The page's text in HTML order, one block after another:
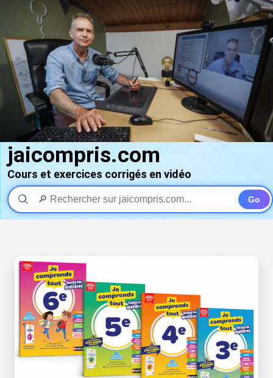
jaicompris.com
Cours et exercices corrigés en vidéo
Go